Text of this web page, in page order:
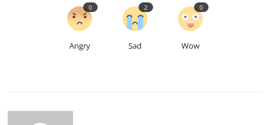
Angry
0
Sad
2
Wow
0